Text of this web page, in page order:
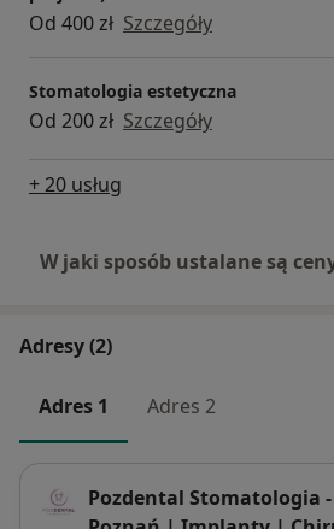
Od 400 zł Szczegóły
Stomatologia estetyczna
Od 200 zł Szczegóły
+ 20 usług
W jaki sposób ustalane są
Adresy (2)
Adres 1 Adres 2
Pozdental Stomatologia